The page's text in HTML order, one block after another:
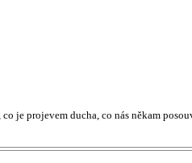
je projevem ducha, co nás někam